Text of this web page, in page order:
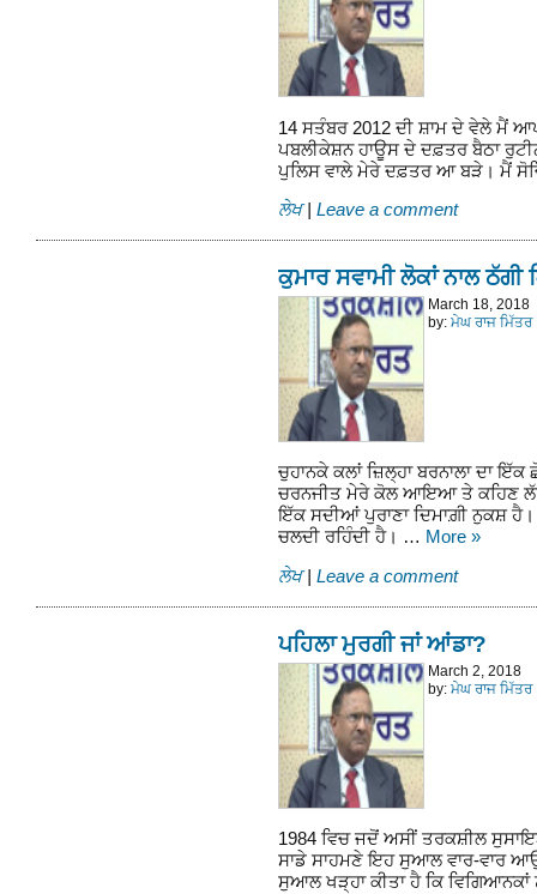
14 ਸਤੰਬਰ 2012 ਦੀ ਸ਼ਾਮ ਦੇ ਵੇਲੇ ਮੈਂ
ਪਬਲੀਕੇਸ਼ਨ ਹਾਊਸ ਦੇ ਦਫ਼ਤਰ ਬੈਠਾ
ਪੁਲਿਸ ਵਾਲੇ ਮੇਰੇ ਦਫ਼ਤਰ ਆ ਬੜੇ। ਮੈਂ
ਲੇਖ | Leave a comment
ਕੁਮਾਰ ਸਵਾਮੀ ਲੋਕਾਂ ਨਾਲ ਠੱਗੀ
March 18, 2018
by: ਮੇਘ ਰਾਜ ਮਿੱਤਰ
ਚੁਹਾਨਕੇ ਕਲਾਂ ਜ਼ਿਲ੍ਹਾ ਬਰਨਾਲਾ ਦਾ ਇੱਕ
ਚਰਨਜੀਤ ਮੇਰੇ ਕੋਲ ਆਇਆ ਤੇ ਕਹਿਣ
ਇੱਕ ਸਦੀਆਂ ਪੁਰਾਣਾ ਦਿਮਾਗ਼ੀ ਨੁਕਸ਼ ਹੈ।
ਚਲਦੀ ਰਹਿੰਦੀ ਹੈ। … More »
ਲੇਖ | Leave a comment
ਪਹਿਲਾ ਮੁਰਗੀ ਜਾਂ ਆਂਡਾ?
March 2, 2018
by: ਮੇਘ ਰਾਜ ਮਿੱਤਰ
1984 ਵਿਚ ਜਦੋਂ ਅਸੀਂ ਤਰਕਸ਼ੀਲ
ਸਾਡੇ ਸਾਹਮਣੇ ਇਹ ਸੁਆਲ ਵਾਰ-ਵਾਰ
ਸੁਆਲ ਖੜ੍ਹਾ ਕੀਤਾ ਹੈ ਕਿ